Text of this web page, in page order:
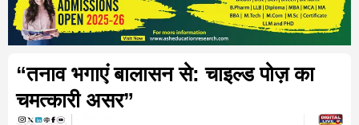
“तनाव भगाएं बालासन से: चाइल्ड पोज़ का
चमत्कारी असर”